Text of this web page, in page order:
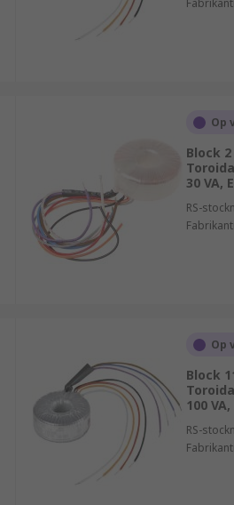
Op
Block 2
30 VA,
RS-
Op
Block
100 VA,
RS-